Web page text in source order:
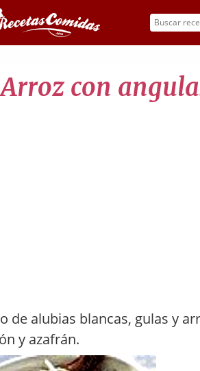
con
de alubias blancas, gulas y
y azafrán.